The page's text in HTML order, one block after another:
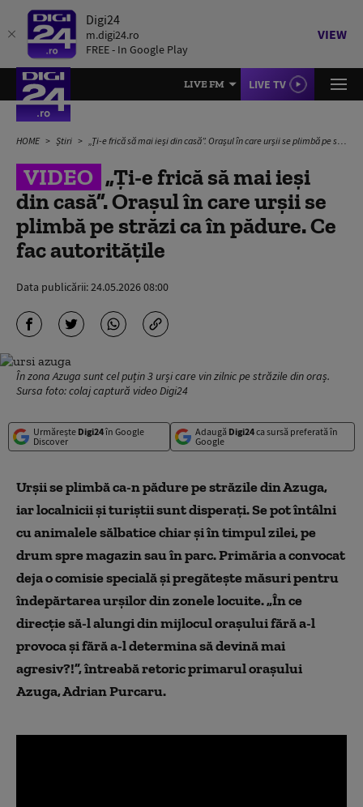
Digi24
m.digi24.ro
FREE - In Google Play
VIEW
LIVE FM LIVE TV
HOME Știri „Ți-e frică să mai ieși din casă”. Orașul în care urșii se plimbă pe străzi ca în pădure. Ce fac autoritățile
VIDEO „Ți-e frică să mai ieși
din casă”. Orașul în care urșii se
plimbă pe străzi ca în pădure. Ce
fac autoritățile
Data publicării:24.05.2026 08:00
În zona Azuga sunt cel puțin 3 urși care vin zilnic pe străzile din oraș.
Sursa foto: colaj captură video Digi24
Urmărește Digi24în Google
Discover
Adaugă Digi24ca sursă preferată în
Google
Urșii se plimbă ca-n pădure pe străzile din Azuga,
iar localnicii și turiștii sunt disperați. Se pot întâlni
cu animalele sălbatice chiar și în timpul zilei, pe
drum spre magazin sau în parc. Primăria a convocat
deja o comisie specială și pregătește măsuri pentru
îndepărtarea urșilor din zonele locuite. „În ce
direcție să-l alungi din mijlocul orașului fără a-l
provoca și fără a-l determina să devină mai
agresiv?!”, întreabă retoric primarul orașului
Azuga, Adrian Purcaru.